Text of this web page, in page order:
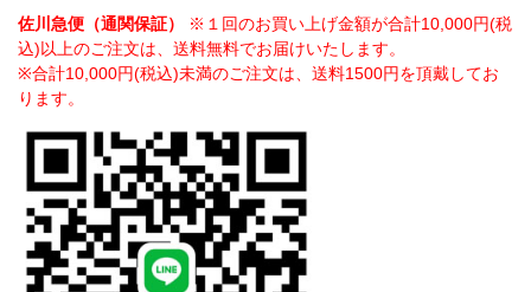
佐川急便（通関保証）
※１回のお買い上げ金額が合計10,000円(税
込)以上のご注文は、送料無料でお届けいたします。
※合計10,000円(税込)未満のご注文は、送料1500円を頂戴してお
ります。